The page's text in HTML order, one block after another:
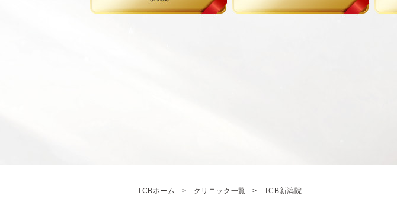
TCBホーム クリニック一覧 TCB新潟院